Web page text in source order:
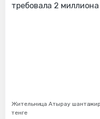
Жительница Атырау
тенге